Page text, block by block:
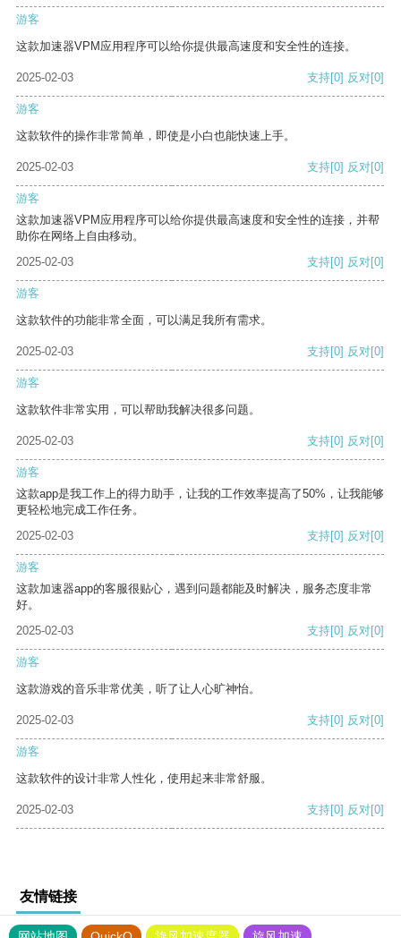
游客
这款加速器VPM应用程序可以给你提供最高速度和安全性的连接。
2025-02-03 支持[0] 反对[0]
游客
这款软件的操作非常简单，即使是小白也能快速上手。
2025-02-03 支持[0] 反对[0]
游客
这款加速器VPM应用程序可以给你提供最高速度和安全性的连接，并帮
助你在网络上自由移动。
2025-02-03
支持[0] 反对[0]
游客
这款软件的功能非常全面，可以满足我所有需求。
2025-02-03 支持[0] 反对[0]
游客
这款软件非常实用，可以帮助我解决很多问题。
2025-02-03 支持[0] 反对[0]
游客
这款app是我工作上的得力助手，让我的工作效率提高了50%，让我能够
更轻松地完成工作任务。
2025-02-03
支持[0] 反对[0]
游客
这款加速器app的客服很贴心，遇到问题都能及时解决，服务态度非常
好。
2025-02-03
支持[0] 反对[0]
游客
这款游戏的音乐非常优美，听了让人心旷神怡。
2025-02-03 支持[0] 反对[0]
游客
这款软件的设计非常人性化，使用起来非常舒服。
2025-02-03 支持[0] 反对[0]
友情链接